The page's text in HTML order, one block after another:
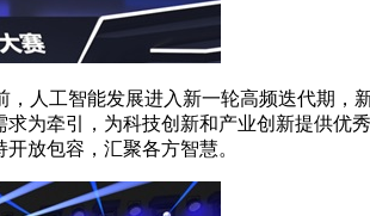
人工智能发展进入新一轮高频迭代期，
为牵引，为科技创新和产业创新提供优
放包容，汇聚各方智慧。